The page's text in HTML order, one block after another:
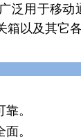
泛用于移动
箱以及其它
。
。